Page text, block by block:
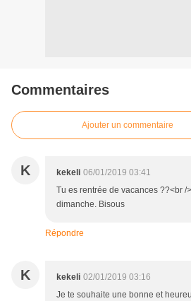
Commentaires
Ajouter un commentaire
K kekeli 06/01/2019 03:41
Tu es rentrée de vacances ??<br /
dimanche. Bisous
Répondre
K kekeli 02/01/2019 03:16
Je te souhaite une bonne et